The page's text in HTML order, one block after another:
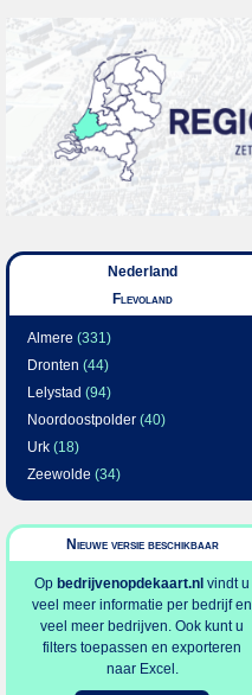
Nederland
Flevoland
Almere (331)
Dronten (44)
Lelystad (94)
Noordoostpolder (40)
Urk (18)
Zeewolde (34)
Nieuwe versie beschikbaar
Op bedrijvenopdekaart.nl vindt u
veel meer informatie per bedrijf en
veel meer bedrijven. Ook kunt u
filters toepassen en exporteren
naar Excel.